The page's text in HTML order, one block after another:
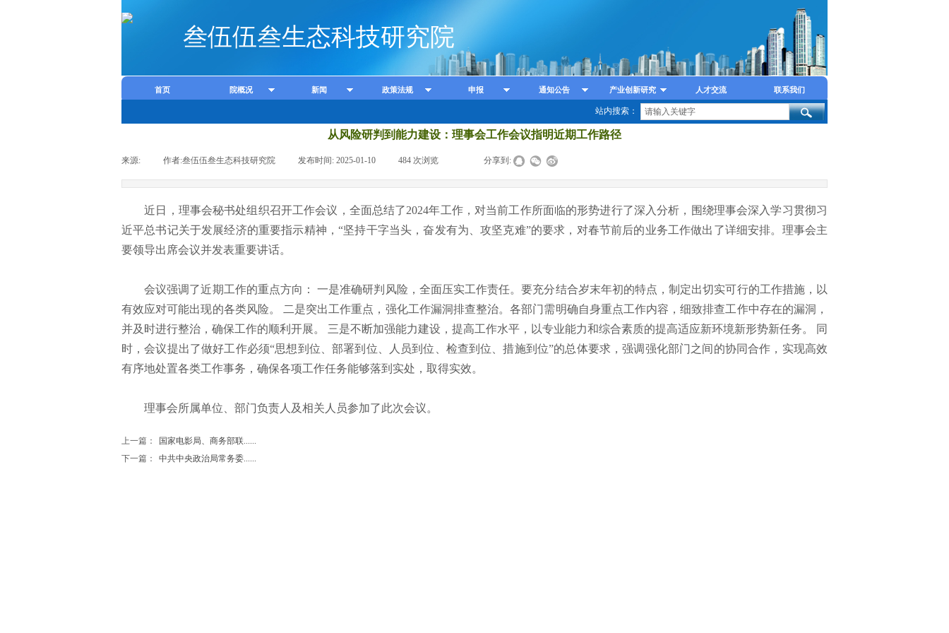
叁伍伍叁生态科技研究院
首页 院概况 新闻 政策法规 申报 通知公告 产业创新研究 人才交流 联系我们
站内搜索：
从风险研判到能力建设：理事会工作会议指明近期工作路径
来源: 作者:叁伍伍叁生态科技研究院 发布时间: 2025-01-10 484 次浏览 分享到:
近日，理事会秘书处组织召开工作会议，全面总结了2024年工作，对当前工作所面临的形势进行了深入分析，围绕理事会深入学习贯彻习
近平总书记关于发展经济的重要指示精神，“坚持干字当头，奋发有为、攻坚克难”的要求，对春节前后的业务工作做出了详细安排。理事会主
要领导出席会议并发表重要讲话。
会议强调了近期工作的重点方向： 一是准确研判风险，全面压实工作责任。要充分结合岁末年初的特点，制定出切实可行的工作措施，以
有效应对可能出现的各类风险。 二是突出工作重点，强化工作漏洞排查整治。各部门需明确自身重点工作内容，细致排查工作中存在的漏洞，
并及时进行整治，确保工作的顺利开展。 三是不断加强能力建设，提高工作水平，以专业能力和综合素质的提高适应新环境新形势新任务。 同
时，会议提出了做好工作必须“思想到位、部署到位、人员到位、检查到位、措施到位”的总体要求，强调强化部门之间的协同合作，实现高效
有序地处置各类工作事务，确保各项工作任务能够落到实处，取得实效。
理事会所属单位、部门负责人及相关人员参加了此次会议。
上一篇：
国家电影局、商务部联......
下一篇：
中共中央政治局常务委......